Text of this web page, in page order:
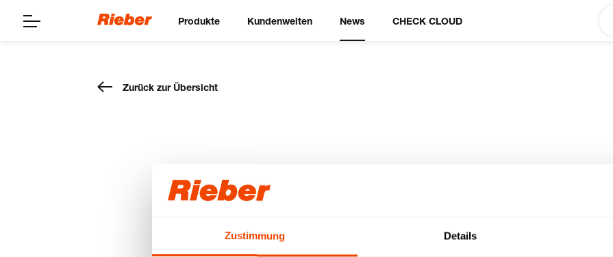
Zustimmung Details
Produkte Kundenwelten News CHECK CLOUD
Zurück zur Übersicht
Rieber Weihnachtsfeier 2023
14.12.2023